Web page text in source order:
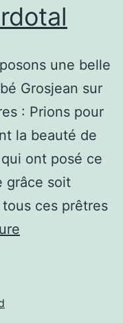
une belle
Grosjean sur
: Prions pour
la beauté de
ont posé ce
grâce soit
ces prêtres